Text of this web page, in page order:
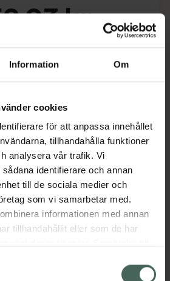
Information Om
cookies
för att anpassa innehållet
tillhandahålla funktioner
analysera vår trafik. Vi
identifierare och annan
till de sociala medier och
som vi samarbetar med.
informationen med annan
tillhandahållit eller som de har
via webbplatsens
kr
innan